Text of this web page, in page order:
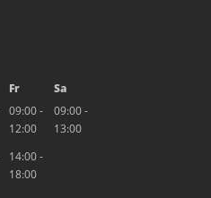
Fr
Sa
09:00 -
12:00
09:00 -
13:00
14:00 -
18:00